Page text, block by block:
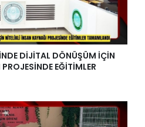
DİJİTAL DÖNÜŞÜM İÇİN
EĞİTİMLER